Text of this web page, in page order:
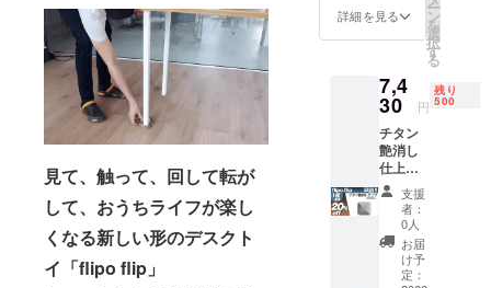
見て、触って、回して転が
して、おうちライフが楽し
くなる新しい形のデスクト
イ「flipo flip」
形をお
選び下
さい。
詳細を見る ー
ン
を
選
択
す
る
7,4
30 円
残り
500
チタン
艶消し
仕上げ1
個(正方
形のみ)
20%OF
F 定価
9,290円
(税込、
支援
者：
0人
お届
け予
定：